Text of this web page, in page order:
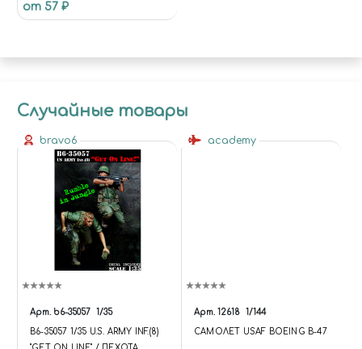
ШТ
от 57 ₽
Случайные товары
bravo6
Арт. b6-35057 1/35
B6-35057 1/35 U.S. ARMY INF.(8)
academy
Арт. 12618 1/144
САМОЛЕТ USAF BOEING B-47